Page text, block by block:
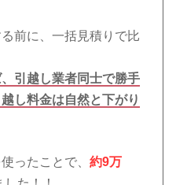
前に、一括見積りで比
引越し業者同士で勝手
し料金は自然と下がり
ったことで、約9万